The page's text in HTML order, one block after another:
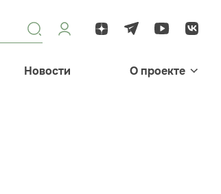
Новости О проекте